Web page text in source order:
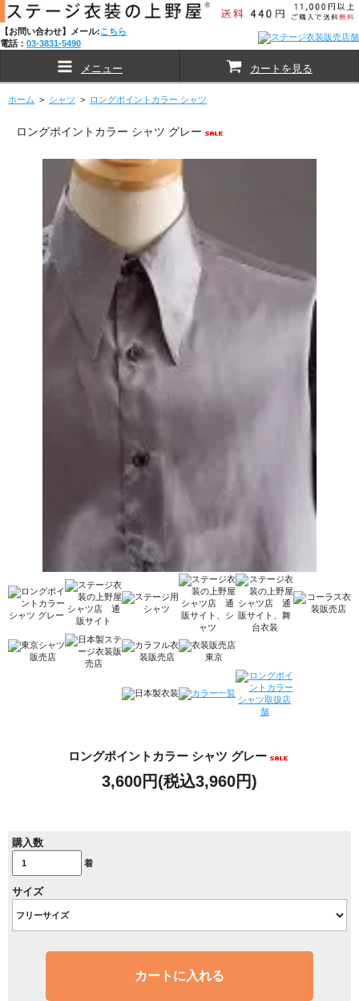
【お問い合わせ】メール:こちら
電話： 03-3831-5490
メニュー カートを見る
ホーム > シャツ > ロングポイントカラー シャツ
ロングポイントカラー シャツ グレー
ロングポイントカラー シャツ グレー
3,600円(税込3,960円)
購入数
着
サイズ
カートに入れる